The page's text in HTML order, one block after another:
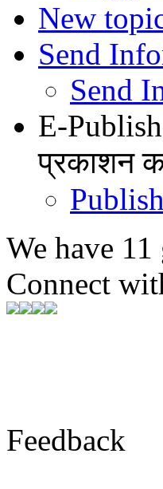
New
Send
Send
E-
प्रकाशन
We have
Connect
Feedback